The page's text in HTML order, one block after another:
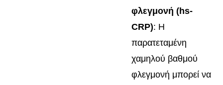
φλεγμονή (hs-
CRP): Η
παρατεταμένη
χαμηλού βαθμού
φλεγμονή μπορεί να